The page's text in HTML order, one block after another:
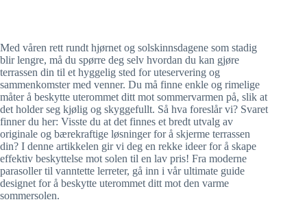
Med våren rett rundt hjørnet og solskinnsdagene som stadig
blir lengre, må du spørre deg selv hvordan du kan gjøre
terrassen din til et hyggelig sted for uteservering og
sammenkomster med venner. Du må finne enkle og rimelige
måter å beskytte uterommet ditt mot sommervarmen på, slik at
det holder seg kjølig og skyggefullt. Så hva foreslår vi? Svaret
finner du her: Visste du at det finnes et bredt utvalg av
originale og bærekraftige løsninger for å skjerme terrassen
din? I denne artikkelen gir vi deg en rekke ideer for å skape
effektiv beskyttelse mot solen til en lav pris! Fra moderne
parasoller til vanntette lerreter, gå inn i vår ultimate guide
designet for å beskytte uterommet ditt mot den varme
sommersolen.